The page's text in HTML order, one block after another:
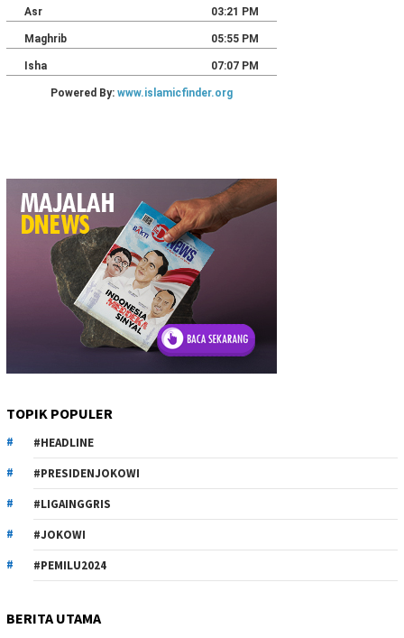
TOPIK POPULER
#HEADLINE
#PRESIDENJOKOWI
#LIGAINGGRIS
#JOKOWI
#PEMILU2024
BERITA UTAMA